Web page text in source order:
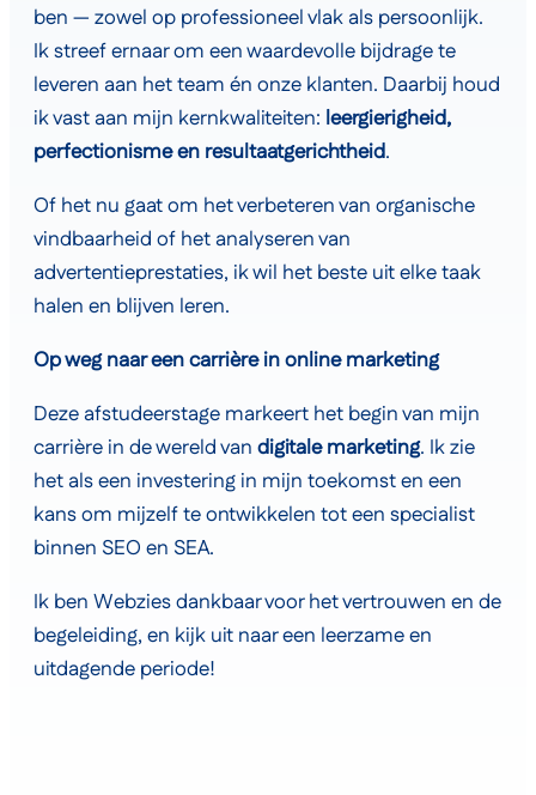
ben — zowel op professioneel vlak als persoonlijk.
Ik streef ernaar om een waardevolle bijdrage te
leveren aan het team én onze klanten. Daarbij houd
ik vast aan mijn kernkwaliteiten: leergierigheid,
perfectionisme en resultaatgerichtheid.
Of het nu gaat om het verbeteren van organische
vindbaarheid of het analyseren van
advertentieprestaties, ik wil het beste uit elke taak
halen en blijven leren.
Op weg naar een carrière in online marketing
Deze afstudeerstage markeert het begin van mijn
carrière in de wereld van digitale marketing. Ik zie
het als een investering in mijn toekomst en een
kans om mijzelf te ontwikkelen tot een specialist
binnen SEO en SEA.
Ik ben Webzies dankbaar voor het vertrouwen en de
begeleiding, en kijk uit naar een leerzame en
uitdagende periode!